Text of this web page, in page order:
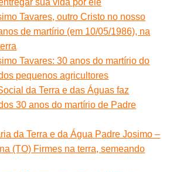
Tavares, outro Cristo no nosso
de martírio (em 10/05/1986), na
Tavares: 30 anos do martírio do
pequenos agricultores
da Terra e das Águas faz
30 anos do martírio de Padre
da Terra e da Água Padre Josimo –
(TO) Firmes na terra, semeando